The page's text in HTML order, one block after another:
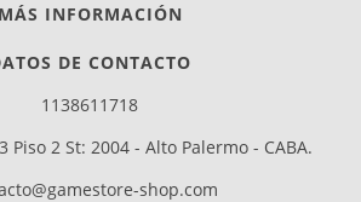
MÁS INFORMACIÓN
DE CONTACTO
1138611718
Piso 2 St: 2004 - Alto Palermo - CABA.
shop.com